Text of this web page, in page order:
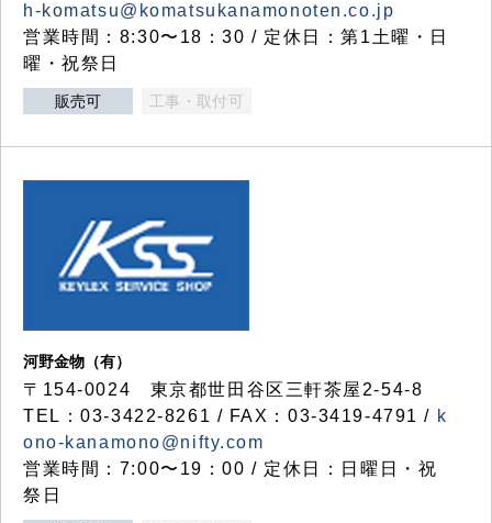
h-komatsu@komatsukanamonoten.co.jp
営業時間：8:30〜18：30 / 定休日：第1土曜・日
曜・祝祭日
販売可 工事・取付可
河野金物（有）
〒154-0024 東京都世田谷区三軒茶屋2-54-8
TEL：03-3422-8261 / FAX：03-3419-4791 / k
ono-kanamono@nifty.com
営業時間：7:00〜19：00 / 定休日：日曜日・祝
祭日